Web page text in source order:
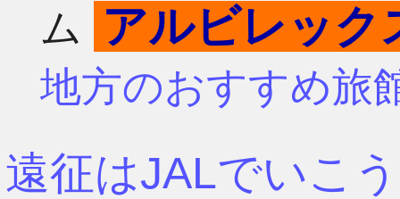
ム
アルビレック
地方のおすすめ旅
遠征はJALでいこう